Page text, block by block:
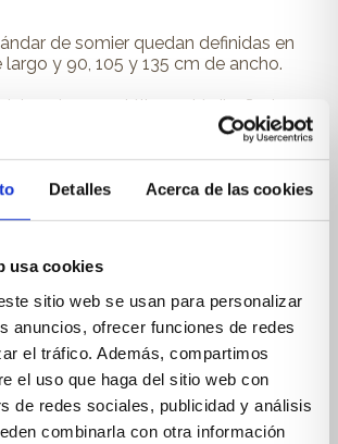
Detalles Acerca de las cookies
usa cookies
sitio web se usan para personalizar
anuncios, ofrecer funciones de redes
el tráfico. Además, compartimos
el uso que haga del sitio web con
de redes sociales, publicidad y análisis
combinarla con otra información
de somier quedan definidas en
y 90, 105 y 135 cm de ancho.
el aro metálico está diseñado
(para colchón de 135 dos líneas
de iluminación.
en 3cm de grueso.
suaviza apertura y cierre.